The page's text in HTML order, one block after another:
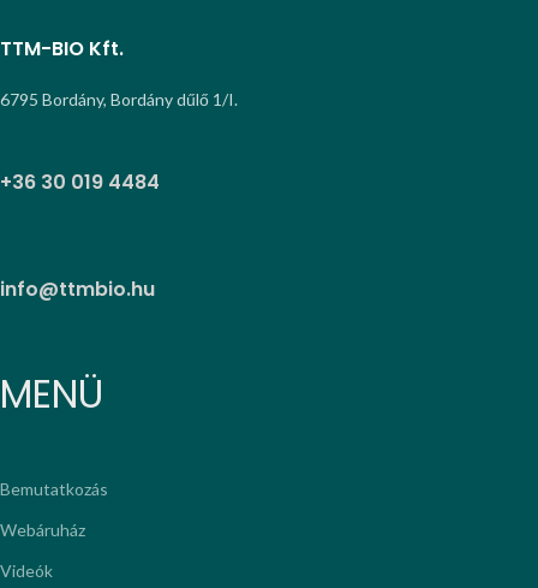
TTM-BIO Kft.
6795 Bordány, Bordány dűlő 1/I.
+36 30 019 4484
info@ttmbio.hu
MENÜ
Bemutatkozás
Webáruház
Videók